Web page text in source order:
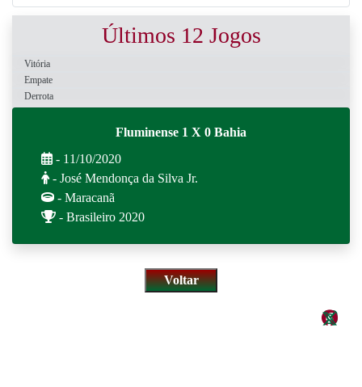
Últimos 12 Jogos
Vitória
Empate
Derrota
Fluminense 1 X 0 Bahia
- 11/10/2020
- José Mendonça da Silva Jr.
- Maracanã
- Brasileiro 2020